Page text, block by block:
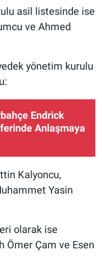
asil listesinde ise
ve Ahmed
yönetim kurulu
Endrick
Anlaşmaya
Kalyoncu,
Yasin
olarak ise
Ömer Çam ve Esen